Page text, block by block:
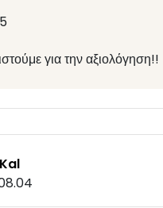
για την αξιολόγηση!!